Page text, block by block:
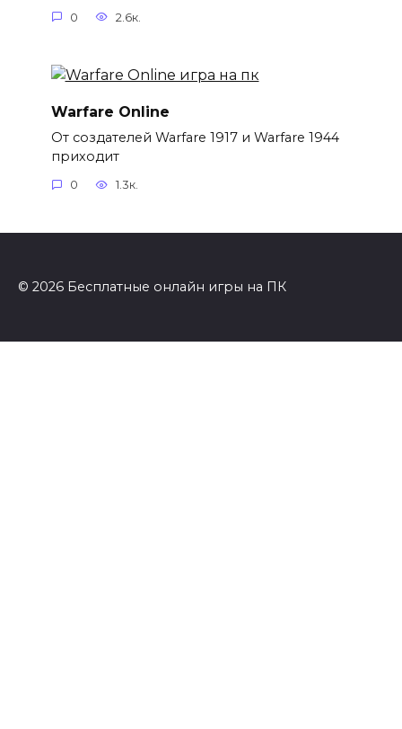
0 2.6к.
Warfare Online
От создателей Warfare 1917 и Warfare 1944
приходит
0 1.3к.
© 2026 Бесплатные онлайн игры на ПК